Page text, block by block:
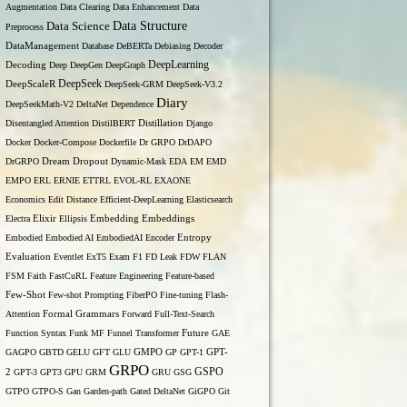
Augmentation Data Clearing Data Enhancement Data
Preprocess Data Science Data Structure
DataManagement Database DeBERTa Debiasing Decoder
Decoding Deep DeepGen DeepGraph DeepLearning
DeepScaleR DeepSeek DeepSeek-GRM DeepSeek-V3.2
DeepSeekMath-V2 DeltaNet Dependence Diary
Disentangled Attention DistilBERT Distillation Django
Docker Docker-Compose Dockerfile Dr GRPO DrDAPO
DrGRPO Dream Dropout Dynamic-Mask EDA EM EMD
EMPO ERL ERNIE ETTRL EVOL-RL EXAONE
Economics Edit Distance Efficient-DeepLearning Elasticsearch
Electra Elixir Ellipsis Embedding Embeddings
Embodied Embodied AI EmbodiedAI Encoder Entropy
Evaluation Eventlet ExT5 Exam F1 FD Leak FDW FLAN
FSM Faith FastCuRL Feature Engineering Feature-based
Few-Shot Few-shot Prompting FiberPO Fine-tuning Flash-
Attention Formal Grammars Forward Full-Text-Search
Function Syntax Funk MF Funnel Transformer Future GAE
GAGPO GBTD GELU GFT GLU GMPO GP GPT-1 GPT-
2 GPT-3 GPT3 GPU GRM GRPO GRU GSG GSPO
GTPO GTPO-S Gan Garden-path Gated DeltaNet GiGPO Git